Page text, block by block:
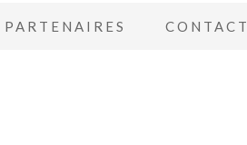
PARTENAIRES CONTACT